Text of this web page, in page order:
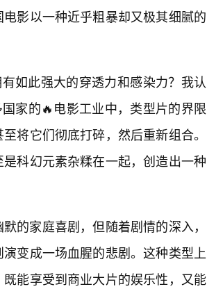
影以一种近乎粗暴却又极其细腻的
如此强大的穿透力和感染力？我认
家的🔥电影工业中，类型片的界限
将它们彻底打碎，然后重新组合。
科幻元素杂糅在一起，创造出一种
的家庭喜剧，但随着剧情的深入，
变成一场血腥的悲剧。这种类型上
能享受到商业大片的娱乐性，又能